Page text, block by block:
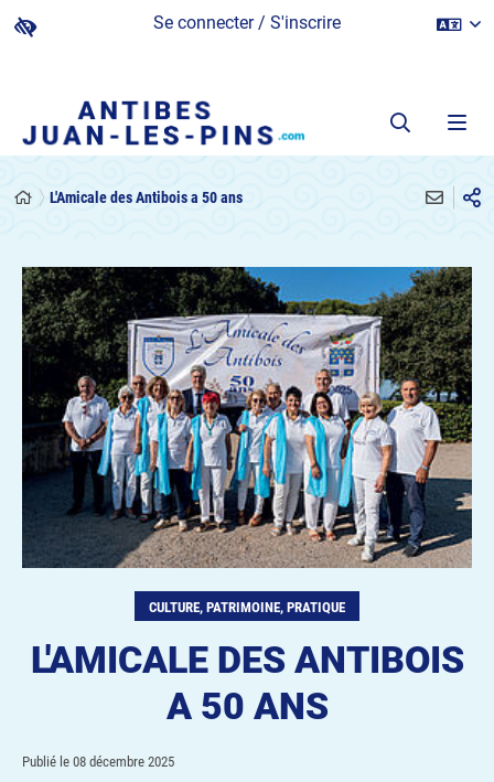
Se connecter / S'inscrire
L'Amicale des Antibois a 50 ans
CULTURE, PATRIMOINE, PRATIQUE
L'AMICALE DES ANTIBOIS
A 50 ANS
Publié le 08 décembre 2025